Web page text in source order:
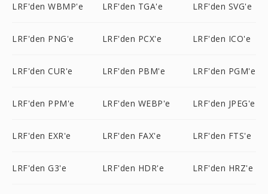
LRF'den WBMP'e LRF'den TGA'e LRF'den SVG'e
LRF'den PNG'e LRF'den PCX'e LRF'den ICO'e
LRF'den CUR'e LRF'den PBM'e LRF'den PGM'e
LRF'den PPM'e LRF'den WEBP'e LRF'den JPEG'e
LRF'den EXR'e LRF'den FAX'e LRF'den FTS'e
LRF'den G3'e LRF'den HDR'e LRF'den HRZ'e